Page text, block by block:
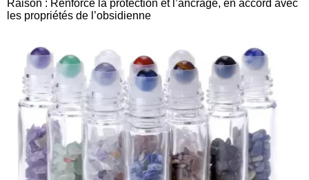
Raison : Renforce la protection et l’ancrage, en accord avec
les propriétés de l’obsidienne